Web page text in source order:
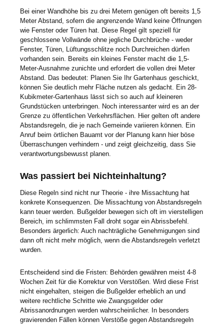
Bei einer Wandhöhe bis zu drei Metern genügen oft bereits 1,5
Meter Abstand, sofern die angrenzende Wand keine Öffnungen
wie Fenster oder Türen hat. Diese Regel gilt speziell für
geschlossene Vollwände ohne jegliche Durchbrüche - weder
Fenster, Türen, Lüftungsschlitze noch Durchreichen dürfen
vorhanden sein. Bereits ein kleines Fenster macht die 1,5-
Meter-Ausnahme zunichte und erfordert die vollen drei Meter
Abstand. Das bedeutet: Planen Sie Ihr Gartenhaus geschickt,
können Sie deutlich mehr Fläche nutzen als gedacht. Ein 28-
Kubikmeter-Gartenhaus lässt sich so auch auf kleineren
Grundstücken unterbringen. Noch interessanter wird es an der
Grenze zu öffentlichen Verkehrsflächen. Hier gelten oft andere
Abstandsregeln, die je nach Gemeinde variieren können. Ein
Anruf beim örtlichen Bauamt vor der Planung kann hier böse
Überraschungen verhindern - und zeigt gleichzeitig, dass Sie
verantwortungsbewusst planen.
Was passiert bei Nichteinhaltung?
Diese Regeln sind nicht nur Theorie - ihre Missachtung hat
konkrete Konsequenzen. Die Missachtung von Abstandsregeln
kann teuer werden. Bußgelder bewegen sich oft im vierstelligen
Bereich, im schlimmsten Fall droht sogar ein Abrissbefehl.
Besonders ärgerlich: Auch nachträgliche Genehmigungen sind
dann oft nicht mehr möglich, wenn die Abstandsregeln verletzt
wurden.
Entscheidend sind die Fristen: Behörden gewähren meist 4-8
Wochen Zeit für die Korrektur von Verstößen. Wird diese Frist
nicht eingehalten, steigen die Bußgelder erheblich an und
weitere rechtliche Schritte wie Zwangsgelder oder
Abrissanordnungen werden wahrscheinlicher. In besonders
gravierenden Fällen können Verstöße gegen Abstandsregeln